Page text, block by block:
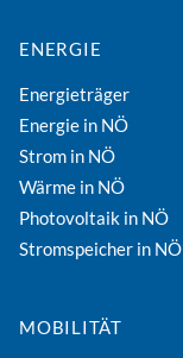
ENERGIE
Energieträger
Energie in NÖ
Strom in NÖ
Wärme in NÖ
Photovoltaik in NÖ
Stromspeicher in NÖ
MOBILITÄT